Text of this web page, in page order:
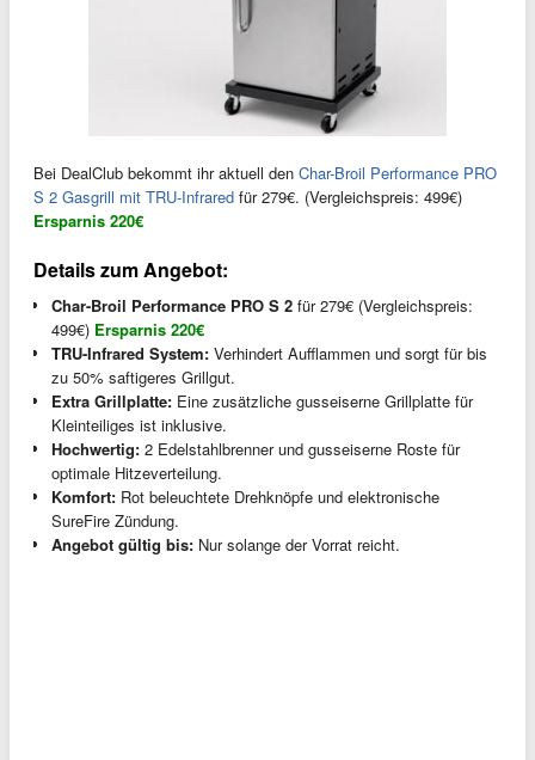
Bei DealClub bekommt ihr aktuell den Char-Broil Performance PRO
S 2 Gasgrill mit TRU-Infrared für 279€. (Vergleichspreis: 499€)
Ersparnis 220€
Details zum Angebot:
Char-Broil Performance PRO S 2 für 279€ (Vergleichspreis:
499€) Ersparnis 220€
TRU-Infrared System: Verhindert Aufflammen und sorgt für bis
zu 50% saftigeres Grillgut.
Extra Grillplatte: Eine zusätzliche gusseiserne Grillplatte für
Kleinteiliges ist inklusive.
Hochwertig: 2 Edelstahlbrenner und gusseiserne Roste für
optimale Hitzeverteilung.
Komfort: Rot beleuchtete Drehknöpfe und elektronische
SureFire Zündung.
Angebot gültig bis: Nur solange der Vorrat reicht.